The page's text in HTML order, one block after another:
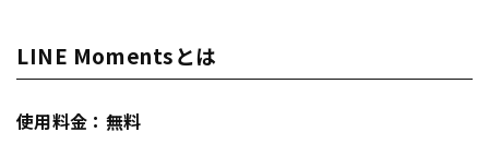
LINE Momentsとは
使用料金：無料